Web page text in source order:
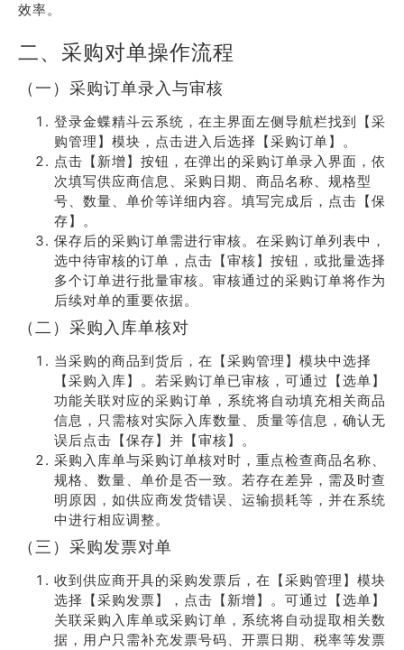
效率。
二、采购对单操作流程
（一）采购订单录入与审核
登录金蝶精斗云系统，在主界面左侧导航栏找到【采
购管理】模块，点击进入后选择【采购订单】。
点击【新增】按钮，在弹出的采购订单录入界面，依
次填写供应商信息、采购日期、商品名称、规格型
号、数量、单价等详细内容。填写完成后，点击【保
存】。
保存后的采购订单需进行审核。在采购订单列表中，
选中待审核的订单，点击【审核】按钮，或批量选择
多个订单进行批量审核。审核通过的采购订单将作为
后续对单的重要依据。
（二）采购入库单核对
当采购的商品到货后，在【采购管理】模块中选择
【采购入库】。若采购订单已审核，可通过【选单】
功能关联对应的采购订单，系统将自动填充相关商品
信息，只需核对实际入库数量、质量等信息，确认无
误后点击【保存】并【审核】。
采购入库单与采购订单核对时，重点检查商品名称、
规格、数量、单价是否一致。若存在差异，需及时查
明原因，如供应商发货错误、运输损耗等，并在系统
中进行相应调整。
（三）采购发票对单
收到供应商开具的采购发票后，在【采购管理】模块
选择【采购发票】，点击【新增】。可通过【选单】
关联采购入库单或采购订单，系统将自动提取相关数
据，用户只需补充发票号码、开票日期、税率等发票